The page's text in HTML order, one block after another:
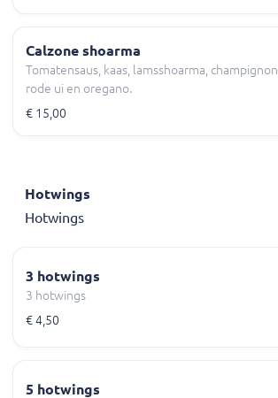
Calzone shoarma
Tomatensaus, kaas, lamsshoarma, champignon,
rode ui en oregano.
€ 15,00
Hotwings
Hotwings
3 hotwings
3 hotwings
€ 4,50
5 hotwings